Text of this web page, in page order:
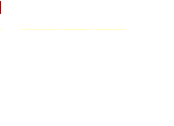
. .. ................... . ............. . ...............